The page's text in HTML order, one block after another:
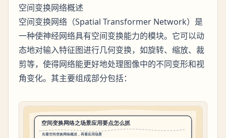
空间变换网络概述
空间变换网络（Spatial Transformer Network）是
一种使神经网络具有空间变换能力的模块。它可以动
态地对输入特征图进行几何变换，如旋转、缩放、裁
剪等，使得网络能更好地处理图像中的不同变形和视
角变化。其主要组成部分包括：